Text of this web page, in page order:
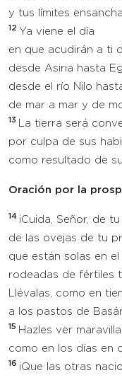
y tus límites
12 Ya viene el día
en que acudirán a ti
desde Asiria hasta
desde el río Nilo
de mar a mar y de
13
La tierra será
por culpa de sus
como resultado de
Oración por la
14 ¡Cuida, Señor, de tu
de las ovejas de tu
que están solas en el
rodeadas de fértiles
Llévalas, como en
a los pastos de
15 Hazles ver
como en los días en
16 ¡Que las otras